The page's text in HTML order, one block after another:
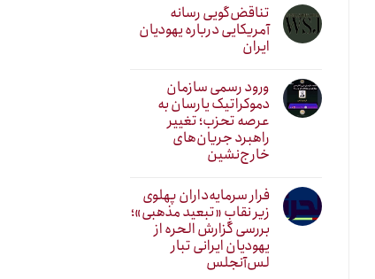
تناقض‌گویی رسانه
آمریکایی درباره یهودیان
ایران
ورود رسمی سازمان
دموکراتیک یارسان به
عرصه تحزب؛ تغییر
راهبرد جریان‌های
خارج‌نشین
فرار سرمایه‌داران پهلوی
زیر نقابِ «تبعید مذهبی»؛
بررسی گزارش الحره از
یهودیان ایرانی تبار
لس‌آنجلس